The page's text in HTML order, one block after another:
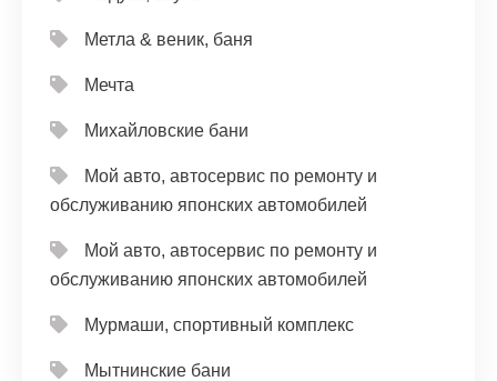
Метла & веник, баня
Мечта
Михайловские бани
Мой авто, автосервис по ремонту и
обслуживанию японских автомобилей
Мой авто, автосервис по ремонту и
обслуживанию японских автомобилей
Мурмаши, спортивный комплекс
Мытнинские бани